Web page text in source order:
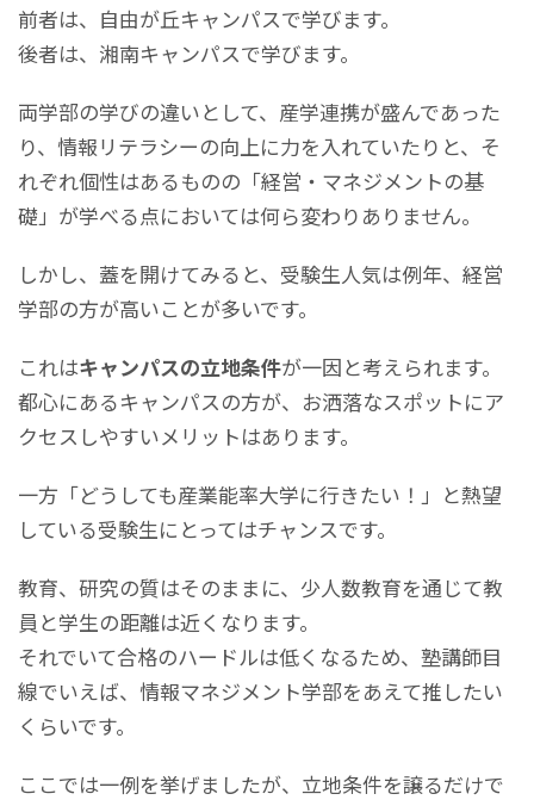
前者は、自由が丘キャンパスで学びます。
後者は、湘南キャンパスで学びます。
両学部の学びの違いとして、産学連携が盛んであった
り、情報リテラシーの向上に力を入れていたりと、そ
れぞれ個性はあるものの「経営・マネジメントの基
礎」が学べる点においては何ら変わりありません。
しかし、蓋を開けてみると、受験生人気は例年、経営
学部の方が高いことが多いです。
これはキャンパスの立地条件が一因と考えられます。
都心にあるキャンパスの方が、お洒落なスポットにア
クセスしやすいメリットはあります。
一方「どうしても産業能率大学に行きたい！」と熱望
している受験生にとってはチャンスです。
教育、研究の質はそのままに、少人数教育を通じて教
員と学生の距離は近くなります。
それでいて合格のハードルは低くなるため、塾講師目
線でいえば、情報マネジメント学部をあえて推したい
くらいです。
ここでは一例を挙げましたが、立地条件を譲るだけで